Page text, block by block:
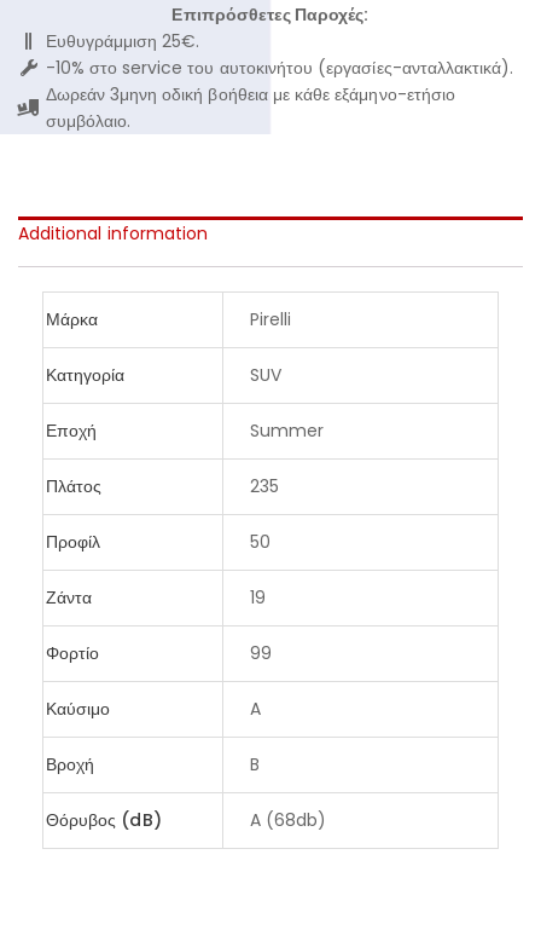
Επιπρόσθετες Παροχές:
Ευθυγράμμιση 25€.
-10% στο service του αυτοκινήτου (εργασίες-ανταλλακτικά).
Δωρεάν 3μηνη οδική βοήθεια με κάθε εξάμηνο-ετήσιο
συμβόλαιο.
Additional information
Μάρκα Pirelli
Κατηγορία SUV
Εποχή Summer
Πλάτος 235
Προφίλ 50
Ζάντα 19
Φορτίο 99
Καύσιμο A
Βροχή B
Θόρυβος (dB) A (68db)